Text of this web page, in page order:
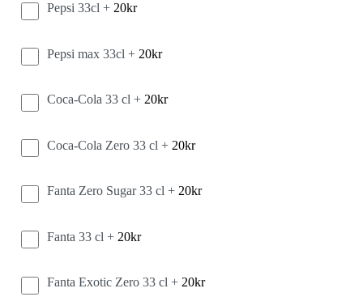
Pepsi 33cl + 20kr
Pepsi max 33cl + 20kr
Coca-Cola 33 cl + 20kr
Coca-Cola Zero 33 cl + 20kr
Fanta Zero Sugar 33 cl + 20kr
Fanta 33 cl + 20kr
Fanta Exotic Zero 33 cl + 20kr